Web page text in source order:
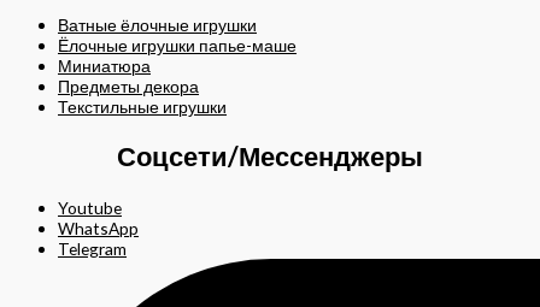
Ватные ёлочные игрушки
Ёлочные игрушки папье-маше
Миниатюра
Предметы декора
Текстильные игрушки
Соцсети/Мессенджеры
Youtube
WhatsApp
Telegram